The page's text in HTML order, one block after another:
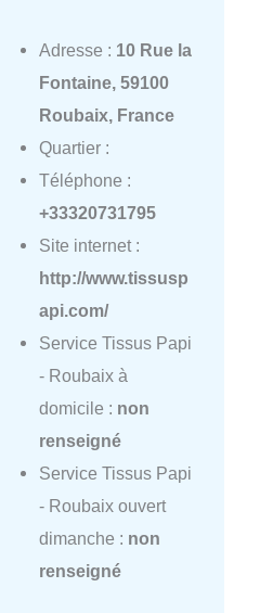
Adresse : 10 Rue la
Fontaine, 59100
Roubaix, France
Quartier :
Téléphone :
+33320731795
Site internet :
http://www.tissusp
api.com/
Service Tissus Papi
- Roubaix à
domicile : non
renseigné
Service Tissus Papi
- Roubaix ouvert
dimanche : non
renseigné